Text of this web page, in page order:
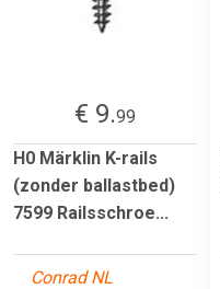
€ 9.99
H0 Märklin K-rails
(zonder ballastbed)
7599 Railsschroe...
Conrad NL